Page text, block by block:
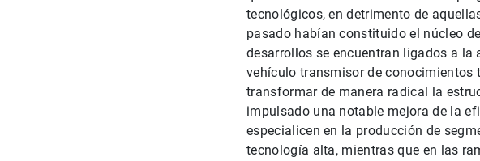
tecnológicos, en detrimento de
pasado habían constituido el núcleo
desarrollos se encuentran ligados a
vehículo transmisor de
transformar de manera radical la
impulsado una notable mejora de la
especialicen en la producción de
tecnología alta, mientras que en las